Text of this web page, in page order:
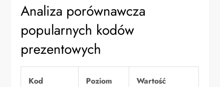
Analiza porównawcza
popularnych kodów
prezentowych
Kod
Poziom
Wartość